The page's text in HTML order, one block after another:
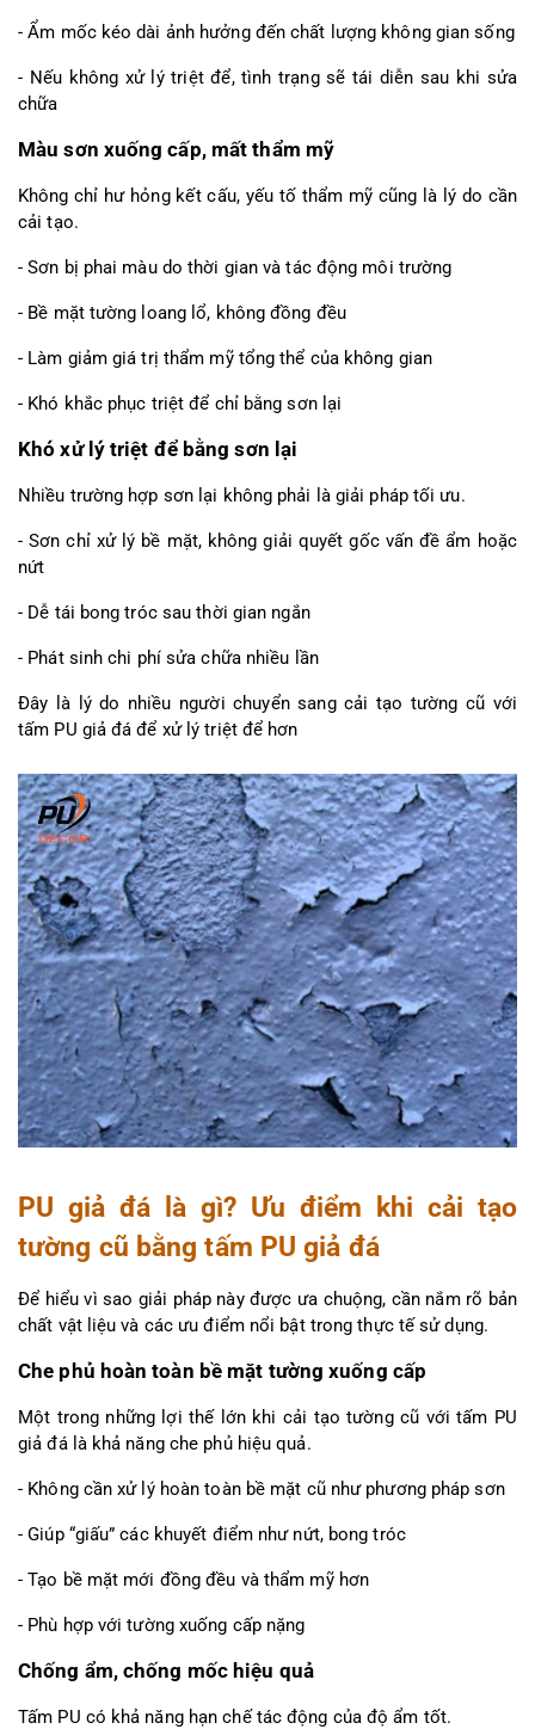
- Ẩm mốc kéo dài ảnh hưởng đến chất lượng không gian sống
- Nếu không xử lý triệt để, tình trạng sẽ tái diễn sau khi sửa
chữa
Màu sơn xuống cấp, mất thẩm mỹ
Không chỉ hư hỏng kết cấu, yếu tố thẩm mỹ cũng là lý do cần
cải tạo.
- Sơn bị phai màu do thời gian và tác động môi trường
- Bề mặt tường loang lổ, không đồng đều
- Làm giảm giá trị thẩm mỹ tổng thể của không gian
- Khó khắc phục triệt để chỉ bằng sơn lại
Khó xử lý triệt để bằng sơn lại
Nhiều trường hợp sơn lại không phải là giải pháp tối ưu.
- Sơn chỉ xử lý bề mặt, không giải quyết gốc vấn đề ẩm hoặc
nứt
- Dễ tái bong tróc sau thời gian ngắn
- Phát sinh chi phí sửa chữa nhiều lần
Đây là lý do nhiều người chuyển sang cải tạo tường cũ với
tấm PU giả đá để xử lý triệt để hơn
PU giả đá là gì? Ưu điểm khi cải tạo
tường cũ bằng tấm PU giả đá
Để hiểu vì sao giải pháp này được ưa chuộng, cần nắm rõ bản
chất vật liệu và các ưu điểm nổi bật trong thực tế sử dụng.
Che phủ hoàn toàn bề mặt tường xuống cấp
Một trong những lợi thế lớn khi cải tạo tường cũ với tấm PU
giả đá là khả năng che phủ hiệu quả.
- Không cần xử lý hoàn toàn bề mặt cũ như phương pháp sơn
- Giúp “giấu” các khuyết điểm như nứt, bong tróc
- Tạo bề mặt mới đồng đều và thẩm mỹ hơn
- Phù hợp với tường xuống cấp nặng
Chống ẩm, chống mốc hiệu quả
Tấm PU có khả năng hạn chế tác động của độ ẩm tốt.